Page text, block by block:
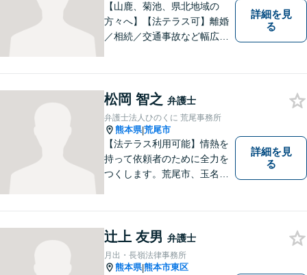
【山鹿、菊池、県北地域の
方々へ】【法テラス可】離婚
／相続／交通事故など幅広く
供してまいります。お気軽に
ご相談を！
詳細を見
る
松岡 智之 弁護士
弁護士法人ひのくに 荒尾事務所
熊本県|荒尾市
【法テラス利用可能】情熱を
持って依頼者のために全力を
つくします。荒尾市、玉名郡
にも対応可能ですのでお気軽
にご相談ください。【幅広い
案件のご相談可能】
詳細を見
る
辻上 友男 弁護士
月出・長嶺法律事務所
熊本県|熊本市東区